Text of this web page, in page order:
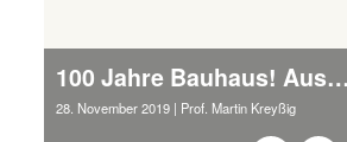
100 Jahre Bauhaus! Ausstellung im Schiefen Haus
28. November 2019 | Prof. Martin Kreyßig